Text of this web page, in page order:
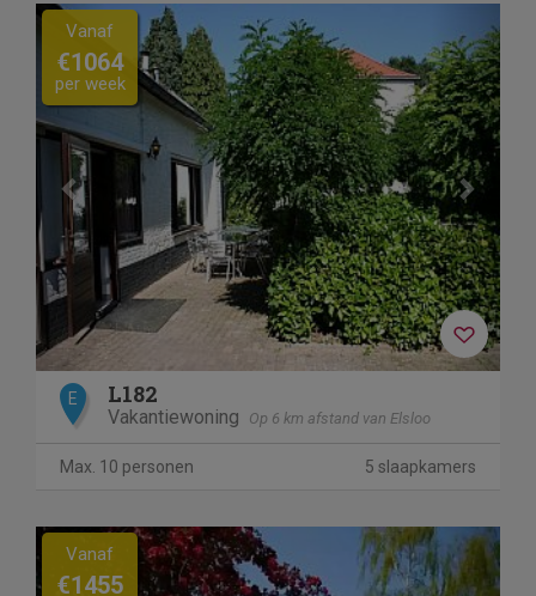
Previous Next
Vanaf
€1064
per week
E L182
Vakantiewoning Op 6 km afstand van Elsloo
Max. 10 personen 5 slaapkamers
Previous Next
Vanaf
€1455